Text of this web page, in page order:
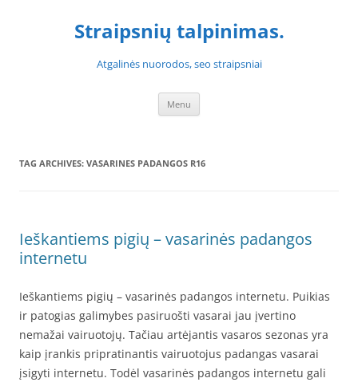
Straipsnių talpinimas.
Atgalinės nuorodos, seo straipsniai
Menu
TAG ARCHIVES: VASARINES PADANGOS R16
Ieškantiems pigių – vasarinės padangos
internetu
Ieškantiems pigių – vasarinės padangos internetu. Puikias
ir patogias galimybes pasiruošti vasarai jau įvertino
nemažai vairuotojų. Tačiau artėjantis vasaros sezonas yra
kaip įrankis pripratinantis vairuotojus padangas vasarai
įsigyti internetu. Todėl vasarinės padangos internetu gali